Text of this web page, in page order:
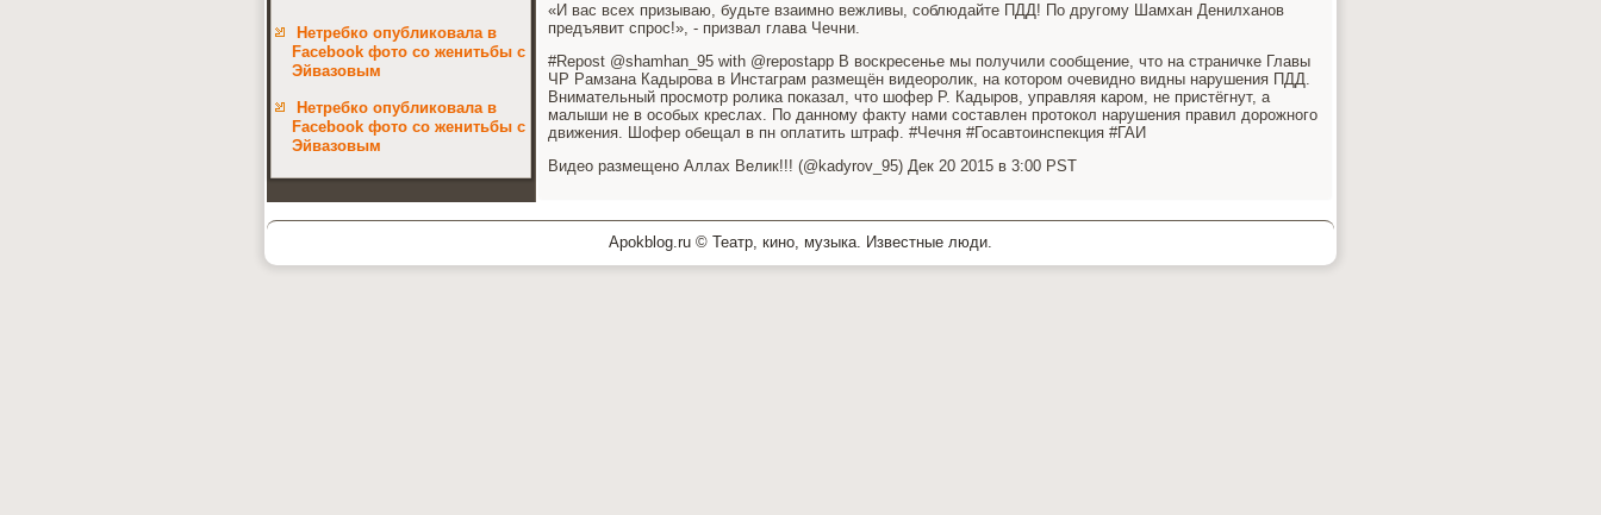
Нетребко опубликовала в
Facebook фото со женитьбы с
Эйвазовым
Нетребко опубликовала в
Facebook фото со женитьбы с
Эйвазовым
«И вас всех призываю, будьте взаимно вежливы, соблюдайте ПДД! По другому Шамхан Денилханов
предъявит спрос!», - призвал глава Чечни.
#Repost @shamhan_95 with @repostapp В воскресенье мы получили сообщение, что на страничке Главы
ЧР Рамзана Кадырова в Инстаграм размещён видеоролик, на котором очевидно видны нарушения ПДД.
Внимательный просмотр ролика показал, что шофер Р. Кадыров, управляя каром, не пристёгнут, а
малыши не в особых креслах. По данному факту нами составлен протокол нарушения правил дорожного
движения. Шофер обещал в пн оплатить штраф. #Чечня #Госавтоинспекция #ГАИ
Видео размещено Аллах Велик!!! (@kadyrov_95) Дек 20 2015 в 3:00 PST
Apokblog.ru © Театр, кино, музыка. Известные люди.